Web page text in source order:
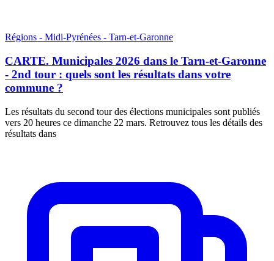
Régions - Midi-Pyrénées - Tarn-et-Garonne
CARTE. Municipales 2026 dans le Tarn-et-Garonne
- 2nd tour : quels sont les résultats dans votre
commune ?
Les résultats du second tour des élections municipales sont publiés
vers 20 heures ce dimanche 22 mars. Retrouvez tous les détails des
résultats dans